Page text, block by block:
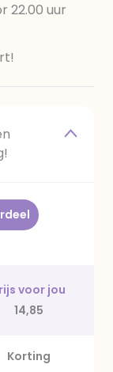
22.00 uur
voor jou
14,85
Korting